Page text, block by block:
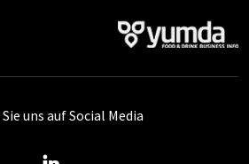
uns auf Social Media